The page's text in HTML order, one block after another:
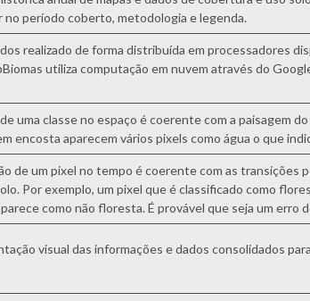
no período coberto, metodologia e legenda.
realizado de forma distribuída em processadores
utiliza computação em nuvem através do
uma classe no espaço é coerente com a paisagem
encosta aparecem vários pixels como água o que
de um pixel no tempo é coerente com as transições
Por exemplo, um pixel que é classificado como
como não floresta. É provável que seja um erro
visual das informações e dados consolidados